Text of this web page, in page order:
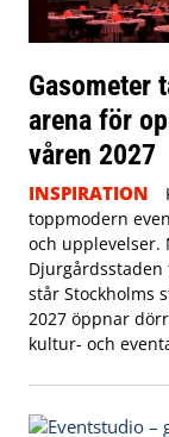
Gasometer
arena för
våren 2027
INSPIRATION
toppmodern
och upplevelser.
står Stockholms
2027 öppnar
kultur- och